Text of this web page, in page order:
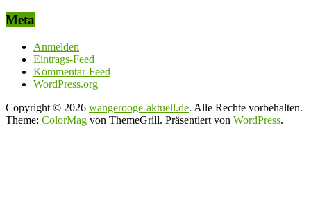
Meta
Anmelden
Eintrags-Feed
Kommentar-Feed
WordPress.org
Copyright © 2026 wangerooge-aktuell.de. Alle Rechte vorbehalten.
Theme: ColorMag von ThemeGrill. Präsentiert von WordPress.